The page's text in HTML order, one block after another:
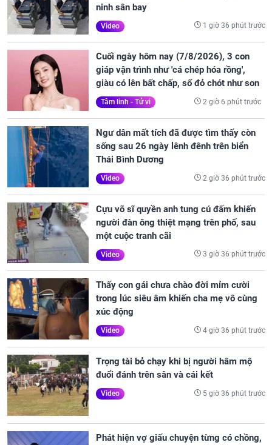
ninh sân bay
Video 1 giờ 36 phút trước
Cuối ngày hôm nay (7/8/2026), 3 con
giáp vận trình như 'cá chép hóa rồng',
giàu có lên bất chấp, số đỏ chót như son
Tâm linh - Tử vi 2 giờ 6 phút trước
Ngư dân mất tích đã được tìm thấy còn
sống sau 26 ngày lênh đênh trên biển
Thái Bình Dương
Video 2 giờ 36 phút trước
Cựu võ sĩ quyền anh tung cú đấm khiến
người đàn ông thiệt mạng trên phố, sau
một cuộc tranh cãi
Video 3 giờ 36 phút trước
Thấy con gái chưa chào đời mỉm cười
trong lúc siêu âm khiến cha mẹ vô cùng
xúc động
Video 4 giờ 36 phút trước
Trọng tài bỏ chạy khi bị người hâm mộ
đuổi đánh trên sân và cái kết
Video 5 giờ 36 phút trước
Phát hiện vợ giấu chuyện từng có chồng,